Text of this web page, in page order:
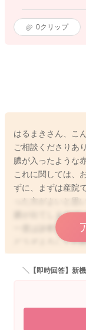
0クリップ
はるまきさん、こ
ご相談くださりあ
膿が入ったような
これに関しては、
ずに、まずは産院
った方がよいと思
膿が出てしまえば
一度は診察を受け
どうぞよろしくお
＼【即時回答】新